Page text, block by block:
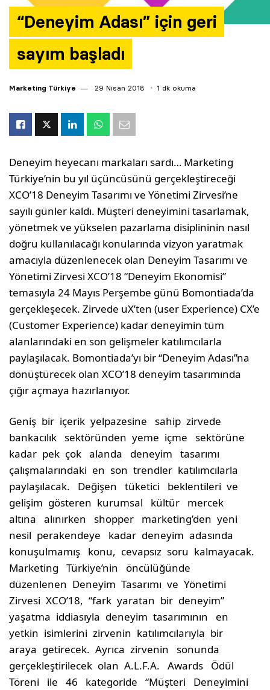
“Deneyim Adası” için geri
sayım başladı
Marketing Türkiye 29 Nisan 2018 1 dk okuma
Deneyim heyecanı markaları sardı… Marketing
Türkiye’nin bu yıl üçüncüsünü gerçekleştireceği
XCO’18 Deneyim Tasarımı ve Yönetimi Zirvesi’ne
sayılı günler kaldı. Müşteri deneyimini tasarlamak,
yönetmek ve yükselen pazarlama disiplininin nasıl
doğru kullanılacağı konularında vizyon yaratmak
amacıyla düzenlenecek olan Deneyim Tasarımı ve
Yönetimi Zirvesi XCO’18 “Deneyim Ekonomisi”
temasıyla 24 Mayıs Perşembe günü Bomontiada’da
gerçekleşecek. Zirvede uX’ten (user Experience) CX’e
(Customer Experience) kadar deneyimin tüm
alanlarındaki en son gelişmeler katılımcılarla
paylaşılacak. Bomontiada’yı bir “Deneyim Adası”na
dönüştürecek olan XCO’18 deneyim tasarımında
çığır açmaya hazırlanıyor.
Geniş bir içerik yelpazesine sahip zirvede
bankacılık sektöründen yeme içme sektörüne
kadar pek çok alanda deneyim tasarımı
çalışmalarındaki en son trendler katılımcılarla
paylaşılacak. Değişen tüketici beklentileri ve
gelişim gösteren kurumsal kültür mercek
altına alınırken shopper marketing’den yeni
nesil perakendeye kadar deneyim adasında
konuşulmamış konu, cevapsız soru kalmayacak.
Marketing Türkiye’nin öncülüğünde
düzenlenen Deneyim Tasarımı ve Yönetimi
Zirvesi XCO’18, “fark yaratan bir deneyim”
yaşatma iddiasıyla deneyim tasarımının en
yetkin isimlerini zirvenin katılımcılarıyla bir
araya getirecek. Ayrıca zirvenin sonunda
gerçekleştirilecek olan A.L.F.A. Awards Ödül
Töreni ile 46 kategoride “Müşteri Deneyimini